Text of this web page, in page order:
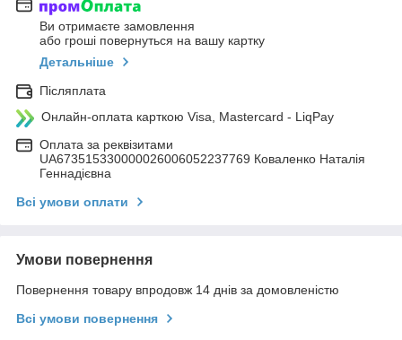
Ви отримаєте замовлення
або гроші повернуться на вашу картку
Детальніше
Післяплата
Онлайн-оплата карткою Visa, Mastercard - LiqPay
Оплата за реквізитами
UA673515330000026006052237769 Коваленко Наталія
Геннадієвна
Всі умови оплати
Умови повернення
Повернення товару впродовж 14 днів за домовленістю
Всі умови повернення